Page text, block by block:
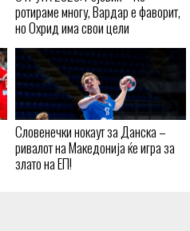
ротираме многу, Вардар е фаворит,
но Охрид има свои цели
Словенечки нокаут за Данска –
ривалот на Македонија ќе игра за
злато на ЕП!